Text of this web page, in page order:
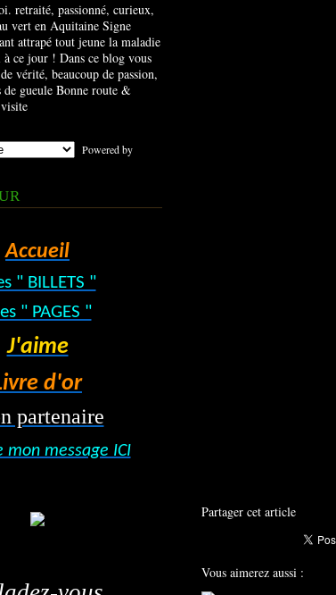
retraité, passionné, curieux,
vert en Aquitaine Signe
attrapé tout jeune la maladie
à ce jour ! Dans ce blog vous
vérité, beaucoup de passion,
de gueule Bonne route &
Powered by
Accueil
" BILLETS "
" PAGES "
J'aime
d'or
partenaire
mon message ICI
Partager cet article
Vous aimerez aussi :